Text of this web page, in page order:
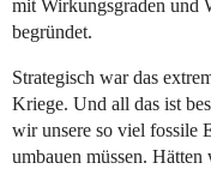
mit Wirkungsgraden und
begründet.
Strategisch war das
Kriege. Und all das ist
wir unsere so viel fossile
umbauen müssen.